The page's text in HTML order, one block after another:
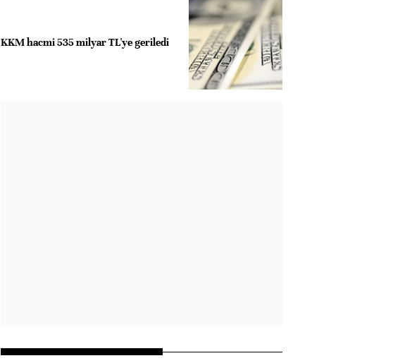
KKM hacmi 535 milyar TL'ye geriledi